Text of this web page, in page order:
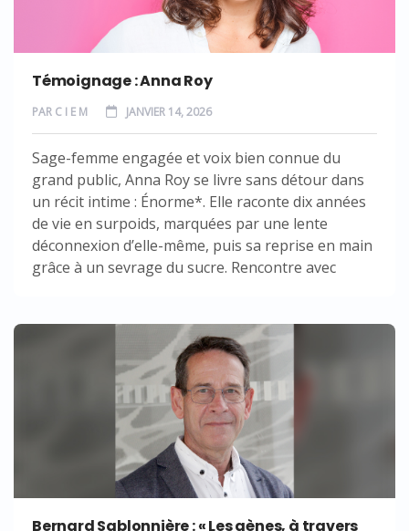
Témoignage : Anna Roy
PAR C I E M JANVIER 14, 2026
Sage-femme engagée et voix bien connue du
grand public, Anna Roy se livre sans détour dans
un récit intime : Énorme*. Elle raconte dix années
de vie en surpoids, marquées par une lente
déconnexion d’elle-même, puis sa reprise en main
grâce à un sevrage du sucre. Rencontre avec
Bernard Sablonnière : « Les gènes, à travers